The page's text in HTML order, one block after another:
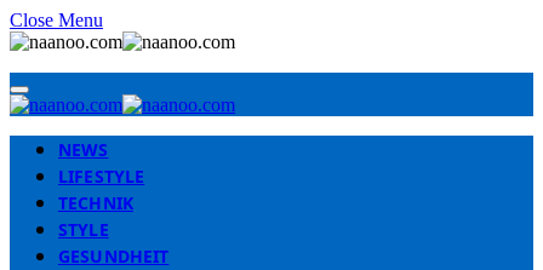
Close Menu
NEWS
LIFESTYLE
TECHNIK
STYLE
GESUNDHEIT